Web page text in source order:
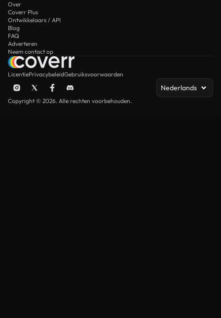
Over
Coverr Plus
Ontwikkelaars / API
Blog
FAQ
Adverteren
Neem contact op
LicentiePrivacybeleidGebruiksvoorwaarden
Nederlands
Copyright © 2026. Alle rechten voorbehouden.